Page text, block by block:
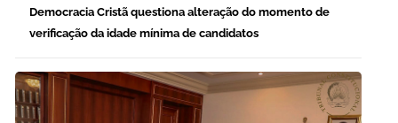
Democracia Cristã questiona alteração do momento de
verificação da idade mínima de candidatos